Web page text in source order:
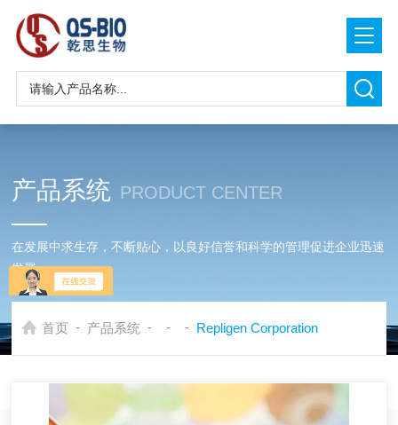
产品系统 PRODUCT CENTER
在发展中求生存，不断贴心，以良好信誉和科学的管理促进企业迅速
发展
首页 - 产品系统 - - - Repligen Corporation